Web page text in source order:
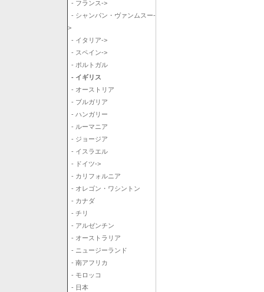
- フランス->
- シャンパン・ヴァンムスー-
>
- イタリア->
- スペイン->
- ポルトガル
- イギリス
- オーストリア
- ブルガリア
- ハンガリー
- ルーマニア
- ジョージア
- イスラエル
- ドイツ->
- カリフォルニア
- オレゴン・ワシントン
- カナダ
- チリ
- アルゼンチン
- オーストラリア
- ニュージーランド
- 南アフリカ
- モロッコ
- 日本